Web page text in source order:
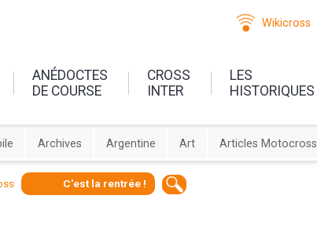
Wikicross
ANÉDOCTES
DE COURSE
CROSS
INTER
LES
HISTORIQUES
Archives Argentine Art Articles Motocross
C'est la rentrée !